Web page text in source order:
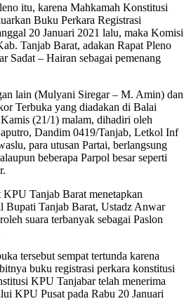
itu, karena Mahkamah Konstitusi
Buku Perkara Registrasi
20 Januari 2021 lalu, maka Komisi
Tanjab Barat, adakan Rapat Pleno
Sadat – Hairan sebagai pemenang
lain (Mulyani Siregar – M. Amin) dan
Terbuka yang diadakan di Balai
(21/1) malam, dihadiri oleh
Dandim 0419/Tanjab, Letkol Inf
para utusan Partai, berlangsung
beberapa Parpol besar seperti
Tanjab Barat menetapkan
Bupati Tanjab Barat, Ustadz Anwar
suara terbanyak sebagai Paslon
tersebut sempat tertunda karena
buku registrasi perkara konstitusi
KPU Tanjabar telah menerima
KPU Pusat pada Rabu 20 Januari